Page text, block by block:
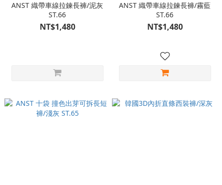
ANST 織帶車線拉鍊長褲/泥灰
ST.66
NT$1,480
ANST 織帶車線拉鍊長褲/霧藍
ST.66
NT$1,480